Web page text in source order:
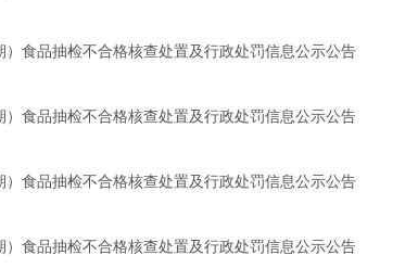
食品抽检不合格核查处置及行政处罚信息公示公告
食品抽检不合格核查处置及行政处罚信息公示公告
食品抽检不合格核查处置及行政处罚信息公示公告
食品抽检不合格核查处置及行政处罚信息公示公告